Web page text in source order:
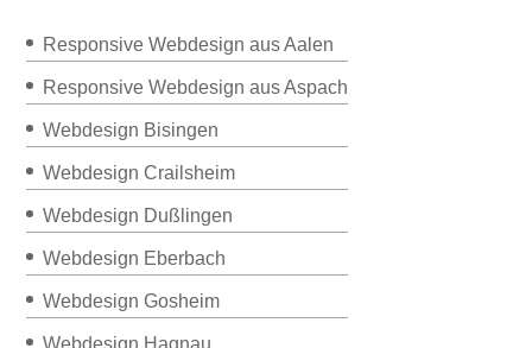
Responsive Webdesign aus Aalen
Responsive Webdesign aus Aspach
Webdesign Bisingen
Webdesign Crailsheim
Webdesign Dußlingen
Webdesign Eberbach
Webdesign Gosheim
Webdesign Hagnau